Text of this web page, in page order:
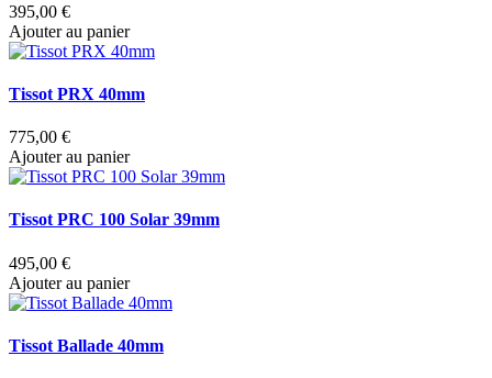
395,00 €
Ajouter au panier
Tissot PRX 40mm
775,00 €
Ajouter au panier
Tissot PRC 100 Solar 39mm
495,00 €
Ajouter au panier
Tissot Ballade 40mm